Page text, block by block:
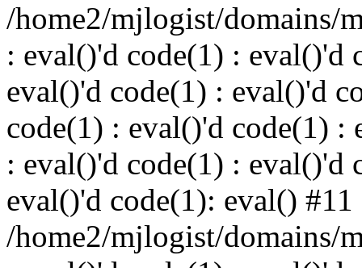
/home2/mjlogist/domains/
: eval()'d code(1) : eval()'d
eval()'d code(1) : eval()'d
code(1) : eval()'d code(1) :
: eval()'d code(1) : eval()'d
eval()'d code(1): eval() #11
/home2/mjlogist/domains/